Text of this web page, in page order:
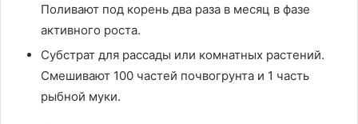
Поливают под корень два раза в месяц в фазе
активного роста.
Субстрат для рассады или комнатных растений.
Смешивают 100 частей почвогрунта и 1 часть
рыбной муки.